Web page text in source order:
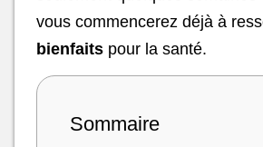
vous commencerez déjà à
bienfaits pour la santé.
Sommaire